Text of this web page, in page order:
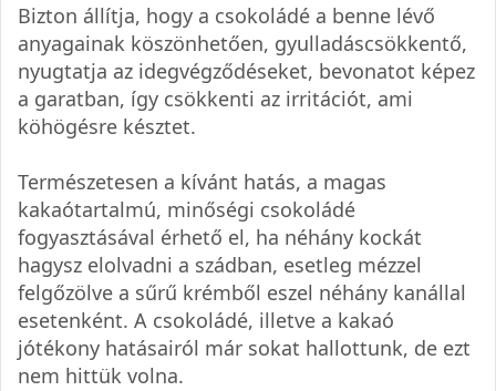
Bizton állítja, hogy a csokoládé a benne lévő
anyagainak köszönhetően, gyulladáscsökkentő,
nyugtatja az idegvégződéseket, bevonatot képez
a garatban, így csökkenti az irritációt, ami
köhögésre késztet.
Természetesen a kívánt hatás, a magas
kakaótartalmú, minőségi csokoládé
fogyasztásával érhető el, ha néhány kockát
hagysz elolvadni a szádban, esetleg mézzel
felgőzölve a sűrű krémből eszel néhány kanállal
esetenként. A csokoládé, illetve a kakaó
jótékony hatásairól már sokat hallottunk, de ezt
nem hittük volna.